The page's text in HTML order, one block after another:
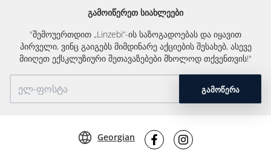
ᲒᲐᲛᲝᲘᲬᲔᲠᲔᲗ ᲡᲘᲐᲮᲚᲔᲔᲑᲘ
"შემოუერთდით „Linzebi“-ის საზოგადოებას და იყავით
პირველი, ვინც გაიგებს მიმდინარე აქციების შესახებ, ასევე
მიიღეთ ექსკლუზიური შეთავაზებები მხოლოდ თქვენთვის!"
ᲒᲐᲛᲝᲬᲔᲠᲐ
Georgian